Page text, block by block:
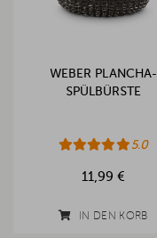
WEBER PLANCHA-
SPÜLBÜRSTE
5.0
11,99 €
IN DEN KORB